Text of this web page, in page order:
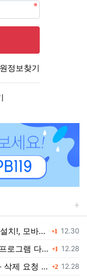
정보찾기
등록일
12.30
일 최강속도 1댓글
등록일
12.28
다운로드<< 1댓글
등록일
12.28
요청 공지 2댓글